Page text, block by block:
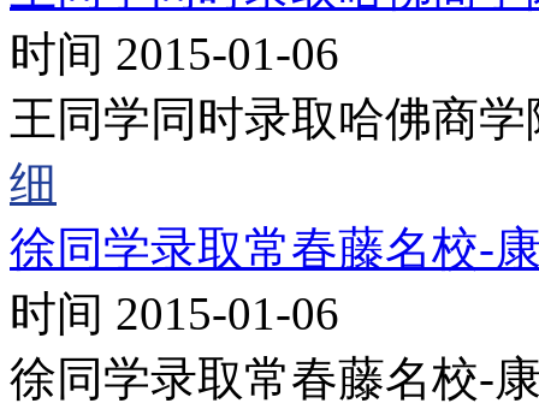
时间 2015-01-06
王同学同时录取哈佛商
细
徐同学录取常春藤名校-
时间 2015-01-06
徐同学录取常春藤名校-